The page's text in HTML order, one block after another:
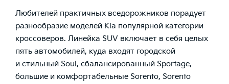
Любителей практичных вседорожников порадует
разнообразие моделей Kia популярной категории
кроссоверов. Линейка SUV включает в себя целых
пять автомобилей, куда входят городской
и стильный Soul, сбалансированный Sportage,
большие и комфортабельные Sorento, Sorento